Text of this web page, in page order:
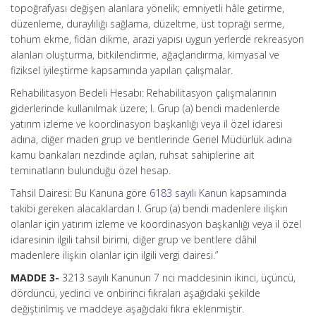
topoğrafyası değişen alanlara yönelik; emniyetli hâle getirme,
düzenleme, duraylılığı sağlama, düzeltme, üst toprağı serme,
tohum ekme, fidan dikme, arazi yapısı uygun yerlerde rekreasyon
alanları oluşturma, bitkilendirme, ağaçlandırma, kimyasal ve
fiziksel iyileştirme kapsamında yapılan çalışmalar.
Rehabilitasyon Bedeli Hesabı: Rehabilitasyon çalışmalarının
giderlerinde kullanılmak üzere; I. Grup (a) bendi madenlerde
yatırım izleme ve koordinasyon başkanlığı veya il özel idaresi
adına, diğer maden grup ve bentlerinde Genel Müdürlük adına
kamu bankaları nezdinde açılan, ruhsat sahiplerine ait
teminatların bulunduğu özel hesap.
Tahsil Dairesi: Bu Kanuna göre 6183 sayılı Kanun kapsamında
takibi gereken alacaklardan I. Grup (a) bendi madenlere ilişkin
olanlar için yatırım izleme ve koordinasyon başkanlığı veya il özel
idaresinin ilgili tahsil birimi, diğer grup ve bentlere dâhil
madenlere ilişkin olanlar için ilgili vergi dairesi.”
MADDE 3- 3213 sayılı Kanunun 7 nci maddesinin ikinci, üçüncü,
dördüncü, yedinci ve onbirinci fıkraları aşağıdaki şekilde
değiştirilmiş ve maddeye aşağıdaki fıkra eklenmiştir.